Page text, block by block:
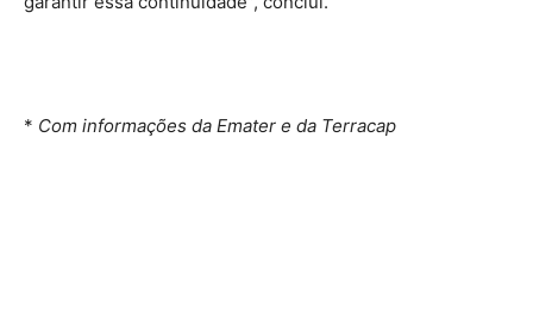
* Com informações da Emater e da Terracap